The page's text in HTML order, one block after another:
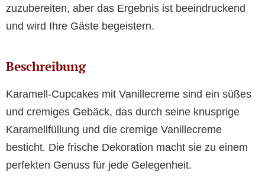
zuzubereiten, aber das Ergebnis ist beeindruckend
und wird Ihre Gäste begeistern.
Beschreibung
Karamell-Cupcakes mit Vanillecreme sind ein süßes
und cremiges Gebäck, das durch seine knusprige
Karamellfüllung und die cremige Vanillecreme
besticht. Die frische Dekoration macht sie zu einem
perfekten Genuss für jede Gelegenheit.